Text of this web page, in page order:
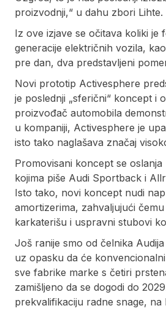
proizvodnji,“ u dahu zbori Lihte.
Iz ove izjave se očitava koliki
generacije električnih vozila,
pre dan, dva predstavljeni
Novi prototip Activesphere
je poslednji „sferični“ koncept i
proizvođač automobila
u kompaniji, Activesphere je
isto tako naglašava značaj
Promovisani koncept se
kojima piše Audi Sportback i
Isto tako, novi koncept nudi
amortizerima, zahvaljujući
karkaterišu i uspravni stubovi
Još ranije smo od čelnika
uz opasku da će
sve fabrike marke s četiri
zamišljeno da se dogodi do
prekvalifikaciju radne snage,